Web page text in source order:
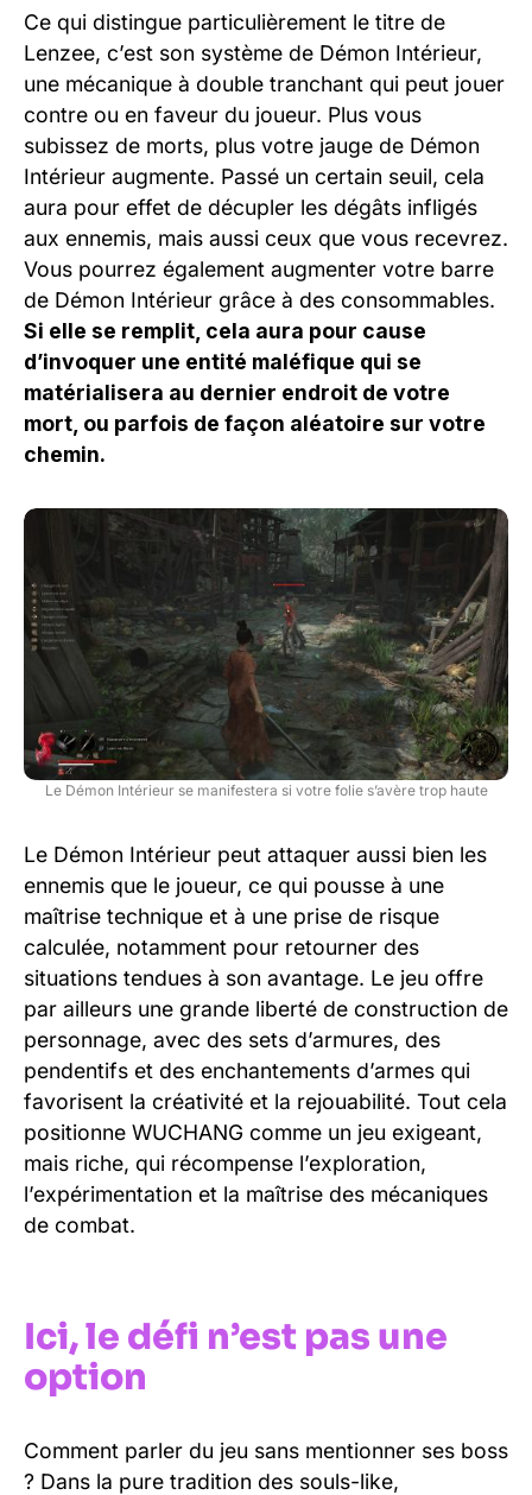
Ce qui distingue particulièrement le titre de
Lenzee, c’est son système de Démon Intérieur,
une mécanique à double tranchant qui peut jouer
contre ou en faveur du joueur. Plus vous
subissez de morts, plus votre jauge de Démon
Intérieur augmente. Passé un certain seuil, cela
aura pour effet de décupler les dégâts infligés
aux ennemis, mais aussi ceux que vous recevrez.
Vous pourrez également augmenter votre barre
de Démon Intérieur grâce à des consommables.
Si elle se remplit, cela aura pour cause
d’invoquer une entité maléfique qui se
matérialisera au dernier endroit de votre
mort, ou parfois de façon aléatoire sur votre
chemin.
Le Démon Intérieur se manifestera si votre folie s’avère trop haute
Le Démon Intérieur peut attaquer aussi bien les
ennemis que le joueur, ce qui pousse à une
maîtrise technique et à une prise de risque
calculée, notamment pour retourner des
situations tendues à son avantage. Le jeu offre
par ailleurs une grande liberté de construction de
personnage, avec des sets d’armures, des
pendentifs et des enchantements d’armes qui
favorisent la créativité et la rejouabilité. Tout cela
positionne WUCHANG comme un jeu exigeant,
mais riche, qui récompense l’exploration,
l’expérimentation et la maîtrise des mécaniques
de combat.
Ici, le défi n’est pas une
option
Comment parler du jeu sans mentionner ses boss
? Dans la pure tradition des souls-like,